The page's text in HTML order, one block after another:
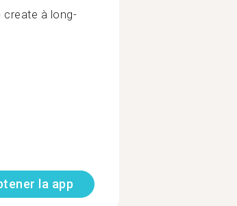
create à long-
la app